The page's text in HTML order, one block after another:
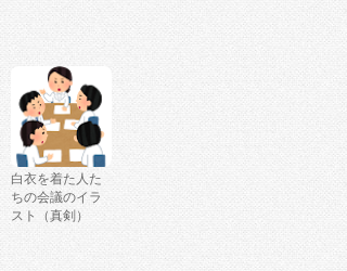
白衣を着た人た
ちの会議のイラ
スト（真剣）